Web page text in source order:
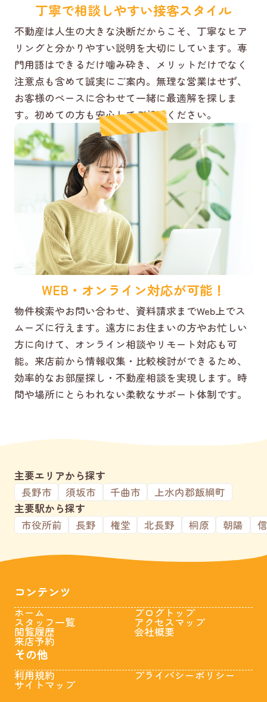
丁寧で相談しやすい接客スタイル
不動産は人生の大きな決断だからこそ、丁寧なヒア
リングと分かりやすい説明を大切にしています。専
門用語はできるだけ噛み砕き、メリットだけでなく
注意点も含めて誠実にご案内。無理な営業はせず、
お客様のペースに合わせて一緒に最適解を探しま
す。初めての方も安心してご相談ください。
WEB・オンライン対応が可能！
物件検索やお問い合わせ、資料請求までWeb上でス
ムーズに行えます。遠方にお住まいの方やお忙しい
方に向けて、オンライン相談やリモート対応も可
能。来店前から情報収集・比較検討ができるため、
効率的なお部屋探し・不動産相談を実現します。時
間や場所にとらわれない柔軟なサポート体制です。
主要エリアから探す
長野市
須坂市 千曲市
上水内郡飯綱町
主要駅から探す
市役所前
長野 権堂 北長野 桐原 朝陽
コンテンツ
ホーム
スタッフ一覧
閲覧履歴
来店予約
ブログトップ
アクセスマップ
会社概要
その他
利用規約
サイトマップ
プライバシーポリシー